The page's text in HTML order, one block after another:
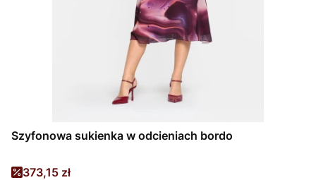
Szyfonowa sukienka w odcieniach bordo
Cena promocyjna
373,15 zł